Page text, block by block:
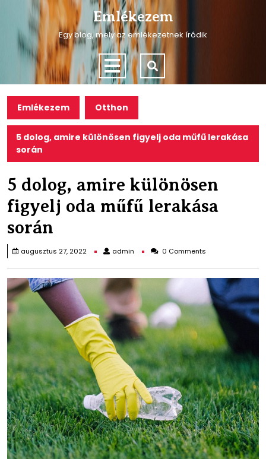
content
Emlékezem
Egy blog, mely az emlékezetnek íródik
Open
Menu
Emlékezem Otthon
5 dolog, amire különösen figyelj oda műfű lerakása
során
5 dolog, amire különösen
figyelj oda műfű lerakása
során
augusztus 27, 2022 admin admin 0 Comments